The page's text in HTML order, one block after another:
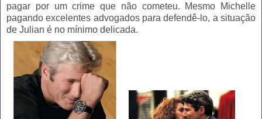
pagar por um crime que não cometeu. Mesmo Michelle
pagando excelentes advogados para defendê-lo, a situação
de Julian é no mínimo delicada.